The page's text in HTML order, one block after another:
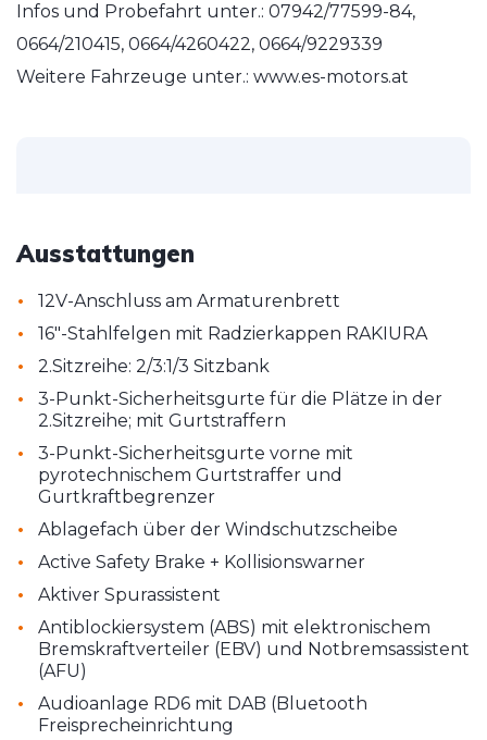
Infos und Probefahrt unter.: 07942/77599-84,
0664/210415, 0664/4260422, 0664/9229339
Weitere Fahrzeuge unter.: www.es-motors.at
Ausstattungen
• 12V-Anschluss am Armaturenbrett
• 16"-Stahlfelgen mit Radzierkappen RAKIURA
• 2.Sitzreihe: 2/3:1/3 Sitzbank
•
3-Punkt-Sicherheitsgurte für die Plätze in der
2.Sitzreihe; mit Gurtstraffern
•
3-Punkt-Sicherheitsgurte vorne mit
pyrotechnischem Gurtstraffer und
Gurtkraftbegrenzer
• Ablagefach über der Windschutzscheibe
• Active Safety Brake + Kollisionswarner
• Aktiver Spurassistent
•
Antiblockiersystem (ABS) mit elektronischem
Bremskraftverteiler (EBV) und Notbremsassistent
(AFU)
•
Audioanlage RD6 mit DAB (Bluetooth
Freisprecheinrichtung